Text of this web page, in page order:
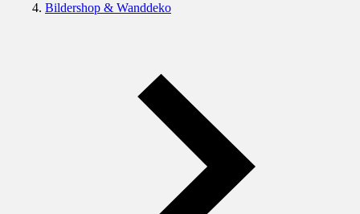
Bildershop & Wanddeko